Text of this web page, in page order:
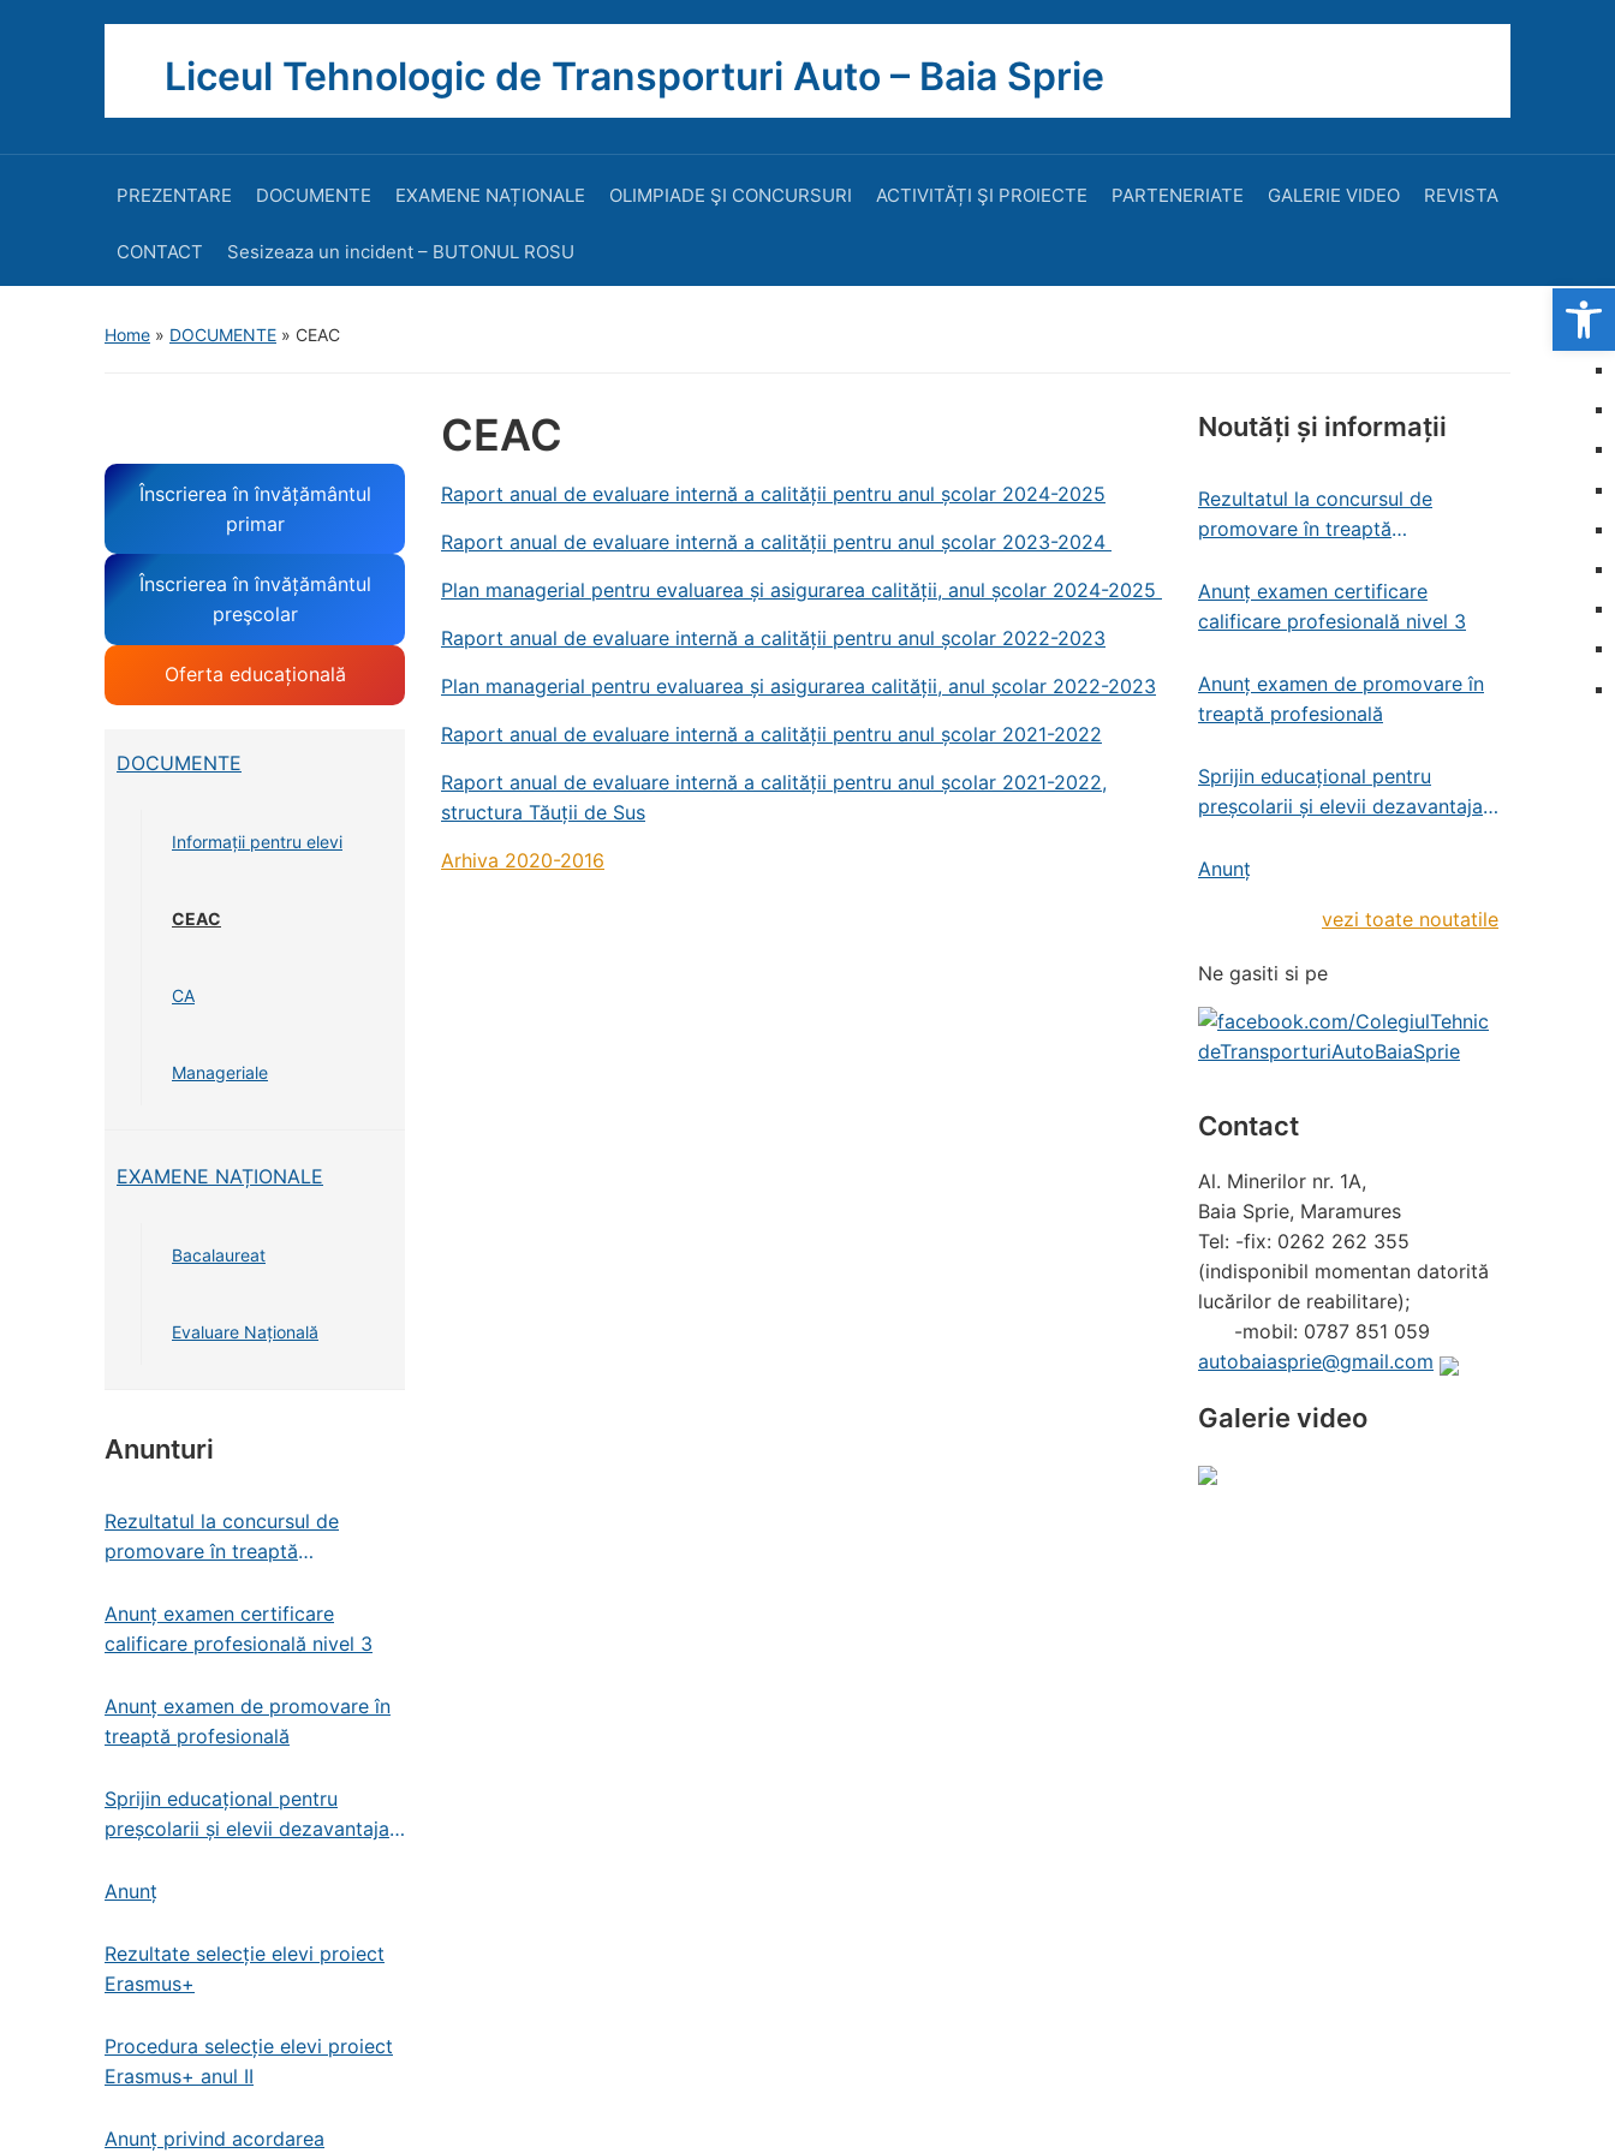
Liceul Tehnologic de Transporturi Auto – Baia Sprie
PREZENTARE DOCUMENTE EXAMENE NAȚIONALE OLIMPIADE ŞI CONCURSURI ACTIVITĂȚI ŞI PROIECTE PARTENERIATE GALERIE VIDEO REVISTA
CONTACT Sesizeaza un incident – BUTONUL ROSU
Home » DOCUMENTE » CEAC
Înscrierea în învățământul
primar
Înscrierea în învățământul
preşcolar
Oferta educațională
DOCUMENTE
Informații pentru elevi
CEAC
CA
Manageriale
EXAMENE NAȚIONALE
Bacalaureat
Evaluare Națională
Anunturi
Rezultatul la concursul de
promovare în treaptă
patrimoniu
Anunț examen certificare
calificare profesională nivel 3
Anunț examen de promovare în
treaptă profesională
Sprijin educațional pentru
preșcolarii și elevii dezavantajați
preșcolar, primar și gimnazial
Anunț
Rezultate selecție elevi proiect
Erasmus+
Procedura selecție elevi proiect
Erasmus+ anul II
Anunț privind acordarea
CEAC
Raport anual de evaluare internă a calității pentru anul școlar 2024-2025
Raport anual de evaluare internă a calității pentru anul școlar 2023-2024
Plan managerial pentru evaluarea și asigurarea calității, anul școlar 2024-2025
Raport anual de evaluare internă a calității pentru anul școlar 2022-2023
Plan managerial pentru evaluarea și asigurarea calității, anul școlar 2022-2023
Raport anual de evaluare internă a calității pentru anul școlar 2021-2022
Raport anual de evaluare internă a calității pentru anul școlar 2021-2022,
structura Tăuții de Sus
Arhiva 2020-2016
Noutăți și informații
Rezultatul la concursul de
promovare în treaptă
patrimoniu
Anunț examen certificare
calificare profesională nivel 3
Anunț examen de promovare în
treaptă profesională
Sprijin educațional pentru
preșcolarii și elevii dezavantajați
preșcolar, primar și gimnazial
Anunț
vezi toate noutatile
Ne gasiti si pe
Contact
Al. Minerilor nr. 1A,
Baia Sprie, Maramures
Tel: -fix: 0262 262 355
(indisponibil momentan datorită
lucărilor de reabilitare);
-mobil: 0787 851 059
autobaiasprie@gmail.com
Galerie video